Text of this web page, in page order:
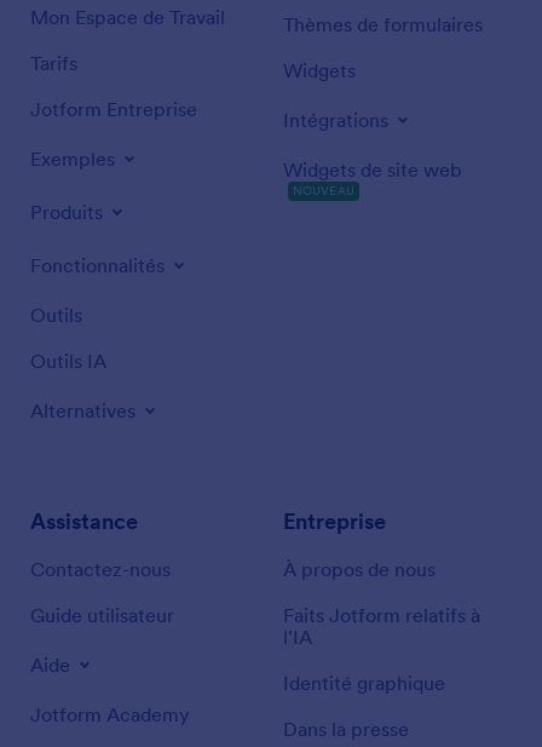
Mon Espace de Travail
Tarifs
Jotform Entreprise
Exemples
Produits
Fonctionnalités
Outils
Outils IA
Alternatives
Thèmes de formulaires
Widgets
Intégrations
Widgets de site web
NOUVEAU
Assistance
Contactez-nous
Guide utilisateur
Aide
Jotform Academy
Entreprise
À propos de nous
Faits Jotform relatifs à
l'IA
Identité graphique
Dans la presse